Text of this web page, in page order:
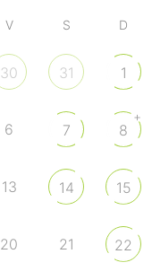
V S D
30 31 1
6 7 8
+
13 14 15
20 21 22